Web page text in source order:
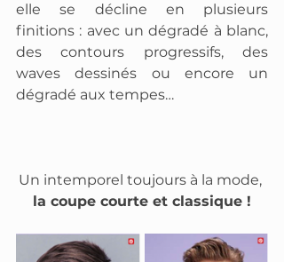
elle se décline en plusieurs
finitions : avec un dégradé à blanc,
des contours progressifs, des
waves dessinés ou encore un
dégradé aux tempes…
Un intemporel toujours à la mode,
la coupe courte et classique !